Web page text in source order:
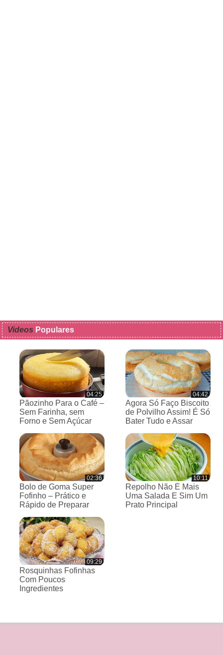
Videos Populares
04:25
Pãozinho Para o Café –
Sem Farinha, sem
Forno e Sem Açúcar
04:42
Agora Só Faço Biscoito
de Polvilho Assim! É Só
Bater Tudo e Assar
02:36
Bolo de Goma Super
Fofinho – Prático e
Rápido de Preparar
10:11
Repolho Não É Mais
Uma Salada E Sim Um
Prato Principal
09:29
Rosquinhas Fofinhas
Com Poucos
Ingredientes